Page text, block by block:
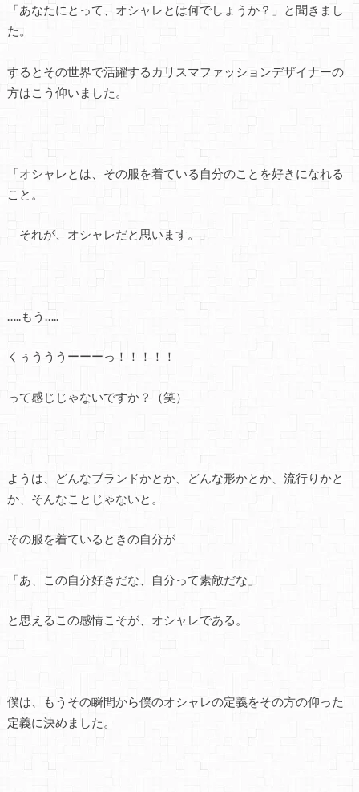
「あなたにとって、オシャレとは何でしょうか？」と聞きまし
た。
するとその世界で活躍するカリスマファッションデザイナーの
方はこう仰いました。
「オシャレとは、その服を着ている自分のことを好きになれる
こと。
それが、オシャレだと思います。」
…..もう…..
くぅうううーーーっ！！！！！
って感じじゃないですか？（笑）
ようは、どんなブランドかとか、どんな形かとか、流行りかと
か、そんなことじゃないと。
その服を着ているときの自分が
「あ、この自分好きだな、自分って素敵だな」
と思えるこの感情こそが、オシャレである。
僕は、もうその瞬間から僕のオシャレの定義をその方の仰った
定義に決めました。